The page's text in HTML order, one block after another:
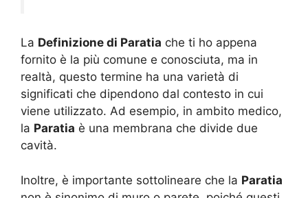
La Definizione di Paratia che ti ho appena
fornito è la più comune e conosciuta, ma in
realtà, questo termine ha una varietà di
significati che dipendono dal contesto in cui
viene utilizzato. Ad esempio, in ambito medico,
la Paratia è una membrana che divide due
cavità.
Inoltre, è importante sottolineare che la Paratia